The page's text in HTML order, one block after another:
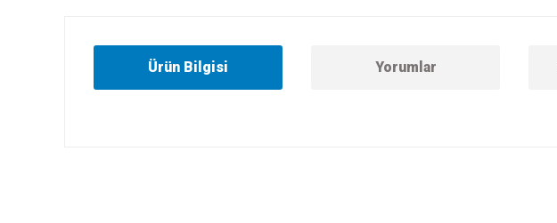
Ürün Bilgisi Yorumlar